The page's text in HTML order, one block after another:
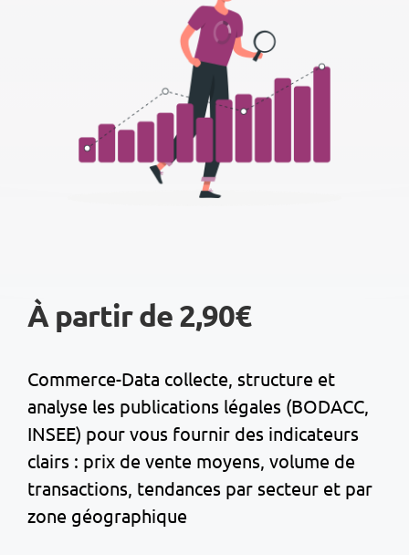
À partir de 2,90€
Commerce-Data collecte, structure et
analyse les publications légales (BODACC,
INSEE) pour vous fournir des indicateurs
clairs : prix de vente moyens, volume de
transactions, tendances par secteur et par
zone géographique